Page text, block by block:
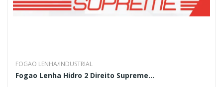
FOGAO LENHA/INDUSTRIAL
Fogao Lenha Hidro 2 Direito Supreme...